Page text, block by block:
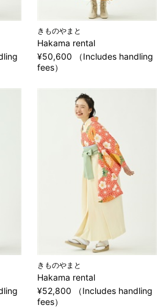
きものやまと
Hakama rental
¥50,600 （Includes handling
fees）
きものやまと
Hakama rental
¥52,800 （Includes handling
fees）